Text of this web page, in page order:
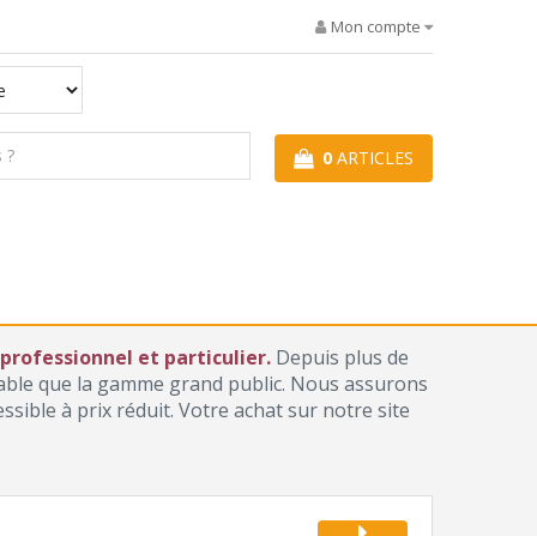
Mon compte
0 ARTICLES
et particulier. Depuis plus de
que la gamme grand public. Nous assurons
à prix réduit. Votre achat sur notre site